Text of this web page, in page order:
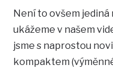
Není to ovšem jediná
ukážeme v našem
jsme s naprostou
kompaktem